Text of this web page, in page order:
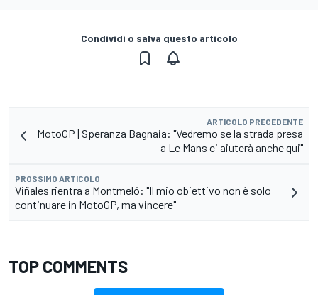
Condividi o salva questo articolo
ARTICOLO PRECEDENTE
MotoGP | Speranza Bagnaia: "Vedremo se la strada presa
a Le Mans ci aiuterà anche qui"
PROSSIMO ARTICOLO
Viñales rientra a Montmeló: "Il mio obiettivo non è solo
continuare in MotoGP, ma vincere"
TOP COMMENTS